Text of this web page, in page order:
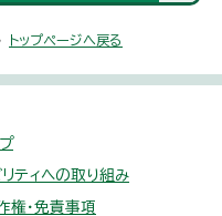
トップページへ戻る
ティへの取り組み
権・免責事項